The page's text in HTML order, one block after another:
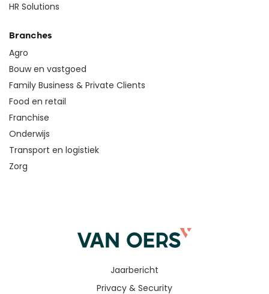
HR Solutions
Branches
Agro
Bouw en vastgoed
Family Business & Private Clients
Food en retail
Franchise
Onderwijs
Transport en logistiek
Zorg
Privacy & Security
Jaarbericht